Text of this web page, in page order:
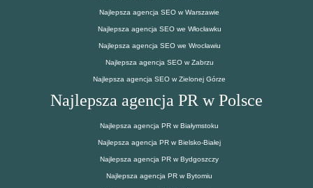
Najlepsza agencja SEO w Warszawie
Najlepsza agencja SEO we Włocławku
Najlepsza agencja SEO we Wrocławiu
Najlepsza agencja SEO w Zabrzu
Najlepsza agencja SEO w Zielonej Górze
Najlepsza agencja PR w Polsce
Najlepsza agencja PR w Białymstoku
Najlepsza agencja PR w Bielsko-Białej
Najlepsza agencja PR w Bydgoszczy
Najlepsza agencja PR w Bytomiu